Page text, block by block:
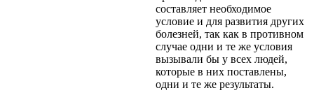
составляет необходимое
условие и для развития других
болезней, так как в противном
случае одни и те же условия
вызывали бы у всех людей,
которые в них поставлены,
одни и те же результаты.